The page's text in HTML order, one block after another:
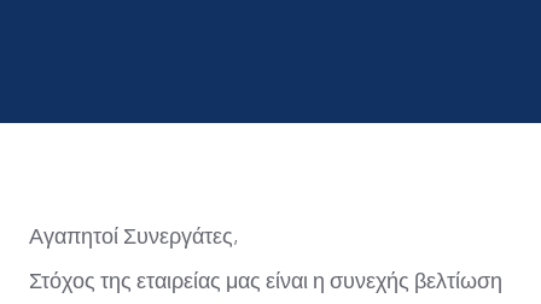
Αγαπητοί Συνεργάτες,
Στόχος της εταιρείας μας είναι η συνεχής βελτίωση